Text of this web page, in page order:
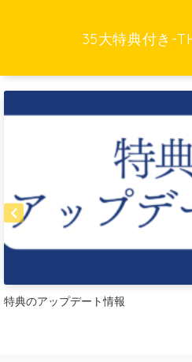
35大特典付き-
特典のアップデート情報